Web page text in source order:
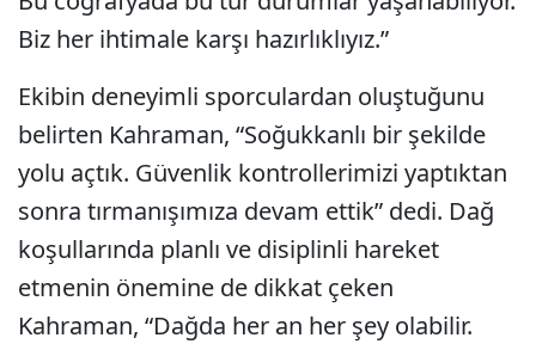
Biz her ihtimale karşı hazırlıklıyız.”
Ekibin deneyimli sporculardan oluştuğunu
belirten Kahraman, “Soğukkanlı bir şekilde
yolu açtık. Güvenlik kontrollerimizi yaptıktan
sonra tırmanışımıza devam ettik” dedi. Dağ
koşullarında planlı ve disiplinli hareket
etmenin önemine de dikkat çeken
Kahraman, “Dağda her an her şey olabilir.